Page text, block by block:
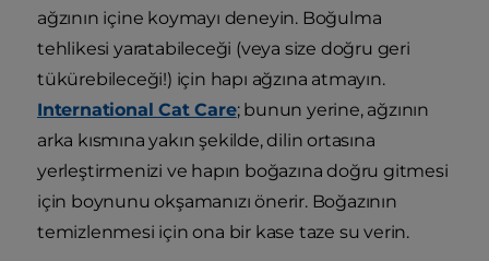
ağzının içine koymayı deneyin. Boğulma
tehlikesi yaratabileceği (veya size doğru geri
tükürebileceği!) için hapı ağzına atmayın.
International Cat Care; bunun yerine, ağzının
arka kısmına yakın şekilde, dilin ortasına
yerleştirmenizi ve hapın boğazına doğru gitmesi
için boynunu okşamanızı önerir. Boğazının
temizlenmesi için ona bir kase taze su verin.